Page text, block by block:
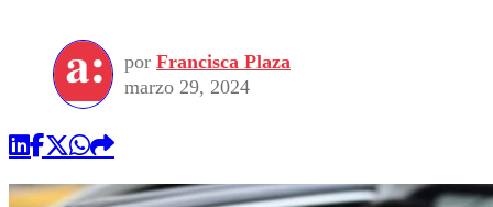
Seleccion Chilena
Torneo Internacional
Universidad de Chile
Economía
Internacional
Sustentabilidad
Publicaciones en medios
Opinión
por Francisca Plaza
marzo 29, 2024